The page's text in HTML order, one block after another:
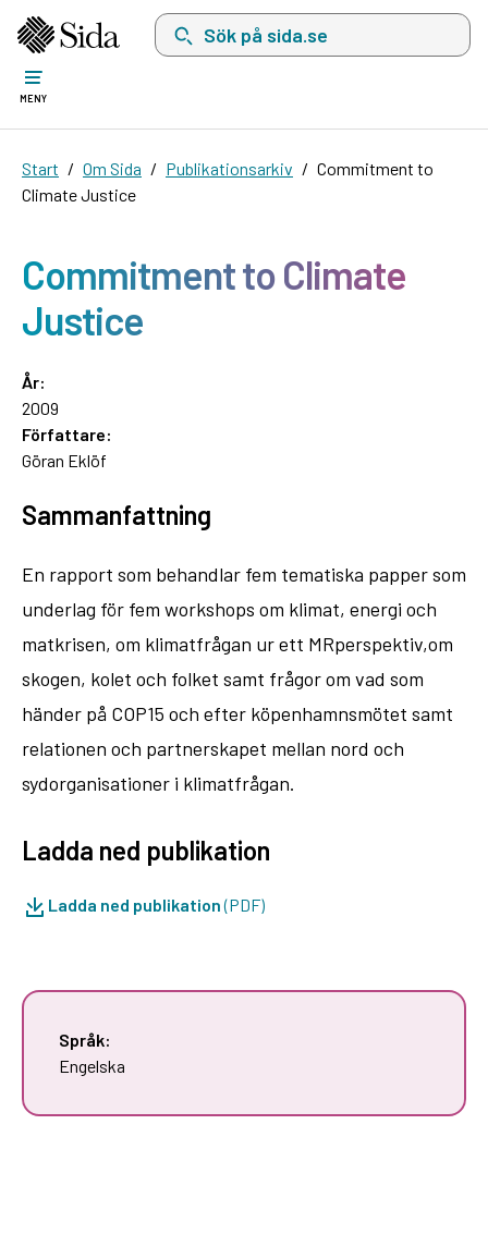
Sök på sida.se, sökförslag kommer att visas
MENY
Start Om Sida Publikationsarkiv
Commitment to
Climate Justice
Commitment to Climate
Justice
År:
2009
Författare:
Göran Eklöf
Sammanfattning
En rapport som behandlar fem tematiska papper som
underlag för fem workshops om klimat, energi och
matkrisen, om klimatfrågan ur ett MRperspektiv,om
skogen, kolet och folket samt frågor om vad som
händer på COP15 och efter köpenhamnsmötet samt
relationen och partnerskapet mellan nord och
sydorganisationer i klimatfrågan.
Ladda ned publikation
Ladda ned publikation(PDF)
Språk:
Engelska